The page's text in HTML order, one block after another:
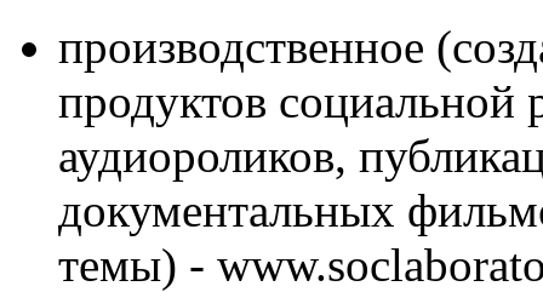
производственное
продуктов социальной
аудиороликов,
документальных
темы) -